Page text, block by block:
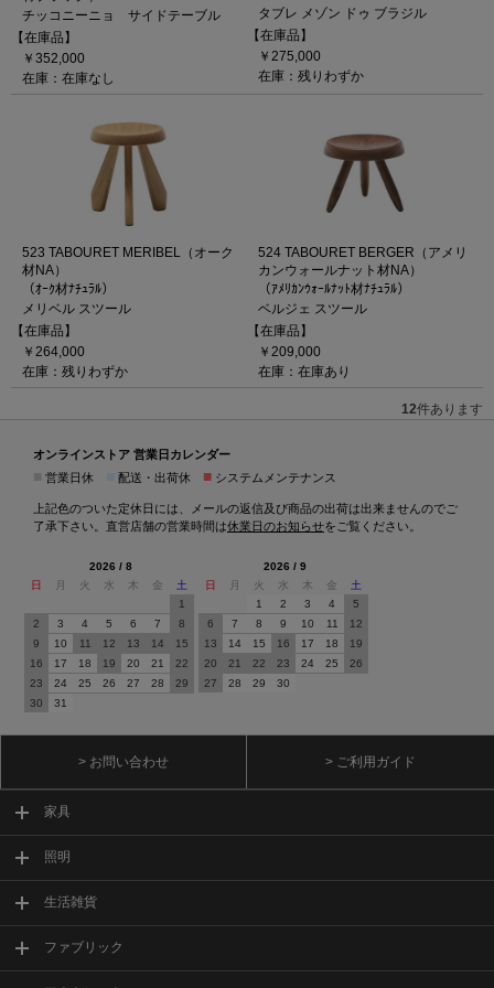
チッコニーニョ サイドテーブル
【在庫品】
￥352,000
在庫：在庫なし
タブレ メゾン ドゥ ブラジル
【在庫品】
￥275,000
在庫：残りわずか
523 TABOURET MERIBEL（オーク
材NA）
（ｵｰｸ材ﾅﾁｭﾗﾙ）
メリベル スツール
【在庫品】
￥264,000
在庫：残りわずか
524 TABOURET BERGER（アメリ
カンウォールナット材NA）
（ｱﾒﾘｶﾝｳｫｰﾙﾅｯﾄ材ﾅﾁｭﾗﾙ）
ベルジェ スツール
【在庫品】
￥209,000
在庫：在庫あり
12件あります
オンラインストア 営業日カレンダー
営業日休 配送・出荷休 ■ システムメンテナンス
上記色のついた定休日には、メールの返信及び商品の出荷は出来ませんのでご
了承下さい。直営店舗の営業時間は休業日のお知らせをご覧ください。
2026 / 8
日
月 火 水 木 金
土
1
2
3 4 5 6 7
8
9
10 11 12 13 14
15
16
17 18 19 20 21
22
23
24 25 26 27 28
29
30
31
2026 / 9
日
月 火 水 木 金
土
1
2 3 4
5
6
7 8 9 10 11
12
13
14 15 16 17 18
19
20
21 22 23 24 25
26
27
28 29 30
> お問い合わせ > ご利用ガイド
家具
照明
生活雑貨
ファブリック